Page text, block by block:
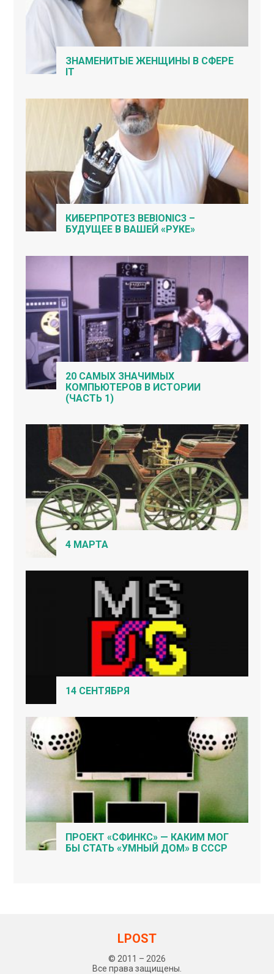
ЗНАМЕНИТЫЕ ЖЕНЩИНЫ В СФЕРЕ
IT
КИБЕРПРОТЕЗ BEBIONIC3 –
БУДУЩЕЕ В ВАШЕЙ «РУКЕ»
20 САМЫХ ЗНАЧИМЫХ
КОМПЬЮТЕРОВ В ИСТОРИИ
(ЧАСТЬ 1)
4 МАРТА
14 СЕНТЯБРЯ
ПРОЕКТ «СФИНКС» — КАКИМ МОГ
БЫ СТАТЬ «УМНЫЙ ДОМ» В СССР
LPOST
© 2011 – 2026
Все права защищены.